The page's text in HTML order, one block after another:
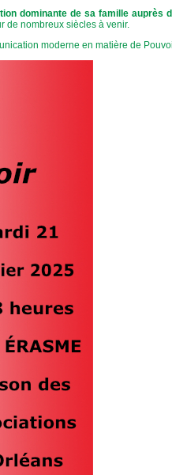
dominante de sa famille auprès
de nombreux siècles à venir.
moderne en matière de